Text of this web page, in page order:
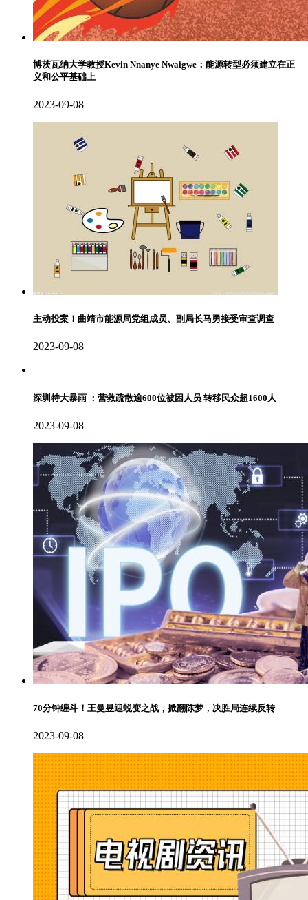
博茨瓦纳大学教授Kevin Nnanye Nwaigwe：能源转型必须建立在正
义和公平基础上
2023-09-08
主动投案！曲靖市能源局党组成员、副局长马勇接受审查调查
2023-09-08
深圳特大暴雨 ：营救疏散逾600位被困人员 转移民众超1600人
2023-09-08
70分钟缠斗！王曼昱迎蜕变之战，掀翻陈梦，决胜局连续反转
2023-09-08